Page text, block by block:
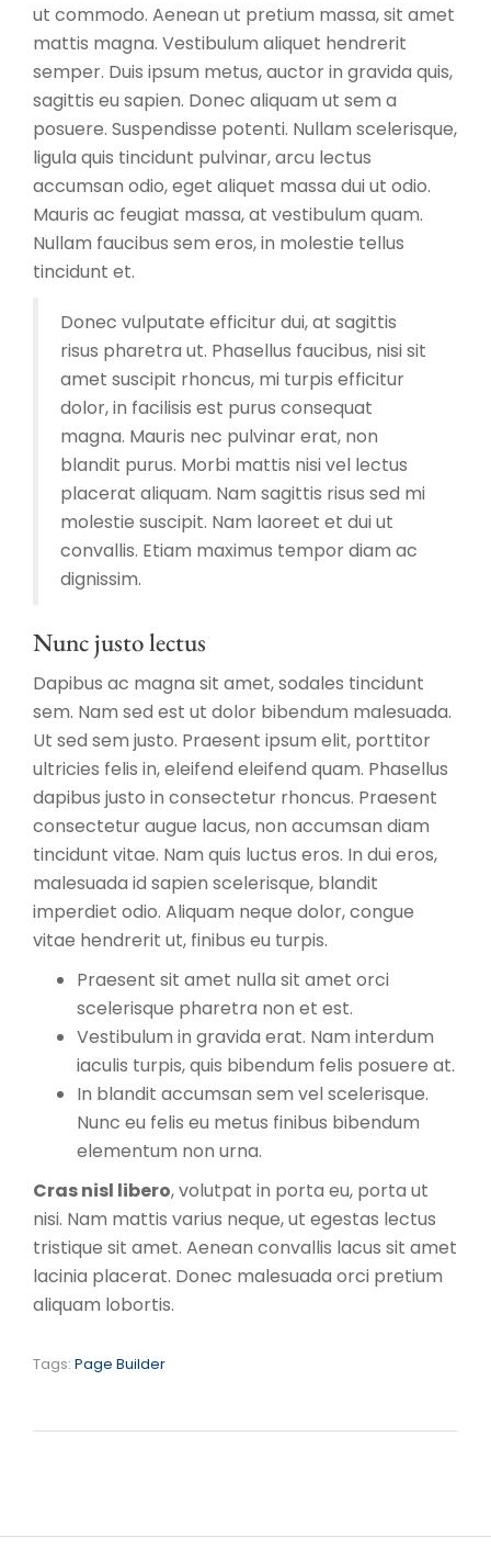
ut commodo. Aenean ut pretium massa, sit amet
mattis magna. Vestibulum aliquet hendrerit
semper. Duis ipsum metus, auctor in gravida quis,
sagittis eu sapien. Donec aliquam ut sem a
posuere. Suspendisse potenti. Nullam scelerisque,
ligula quis tincidunt pulvinar, arcu lectus
accumsan odio, eget aliquet massa dui ut odio.
Mauris ac feugiat massa, at vestibulum quam.
Nullam faucibus sem eros, in molestie tellus
tincidunt et.
Donec vulputate efficitur dui, at sagittis
risus pharetra ut. Phasellus faucibus, nisi sit
amet suscipit rhoncus, mi turpis efficitur
dolor, in facilisis est purus consequat
magna. Mauris nec pulvinar erat, non
blandit purus. Morbi mattis nisi vel lectus
placerat aliquam. Nam sagittis risus sed mi
molestie suscipit. Nam laoreet et dui ut
convallis. Etiam maximus tempor diam ac
dignissim.
Nunc justo lectus
Dapibus ac magna sit amet, sodales tincidunt
sem. Nam sed est ut dolor bibendum malesuada.
Ut sed sem justo. Praesent ipsum elit, porttitor
ultricies felis in, eleifend eleifend quam. Phasellus
dapibus justo in consectetur rhoncus. Praesent
consectetur augue lacus, non accumsan diam
tincidunt vitae. Nam quis luctus eros. In dui eros,
malesuada id sapien scelerisque, blandit
imperdiet odio. Aliquam neque dolor, congue
vitae hendrerit ut, finibus eu turpis.
Praesent sit amet nulla sit amet orci
scelerisque pharetra non et est.
Vestibulum in gravida erat. Nam interdum
iaculis turpis, quis bibendum felis posuere at.
In blandit accumsan sem vel scelerisque.
Nunc eu felis eu metus finibus bibendum
elementum non urna.
Cras nisl libero, volutpat in porta eu, porta ut
nisi. Nam mattis varius neque, ut egestas lectus
tristique sit amet. Aenean convallis lacus sit amet
lacinia placerat. Donec malesuada orci pretium
aliquam lobortis.
Tags: Page Builder